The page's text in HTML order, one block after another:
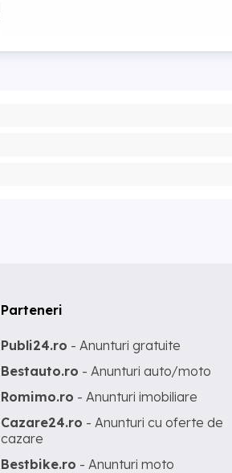
Parteneri
Publi24.ro - Anunturi gratuite
Bestauto.ro - Anunturi auto/moto
Romimo.ro - Anunturi imobiliare
Cazare24.ro - Anunturi cu oferte de
cazare
Bestbike.ro - Anunturi moto